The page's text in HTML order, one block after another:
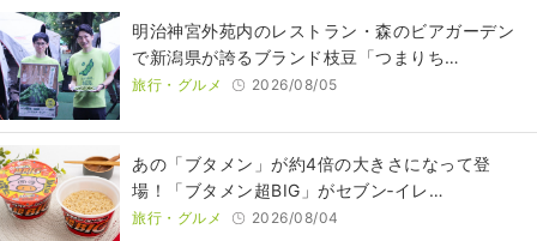
明治神宮外苑内のレストラン・森のビアガーデン
で新潟県が誇るブランド枝豆「つまりち…
旅行・グルメ 2026/08/05
あの「ブタメン」が約4倍の大きさになって登
場！「ブタメン超BIG」がセブン‐イレ…
旅行・グルメ 2026/08/04